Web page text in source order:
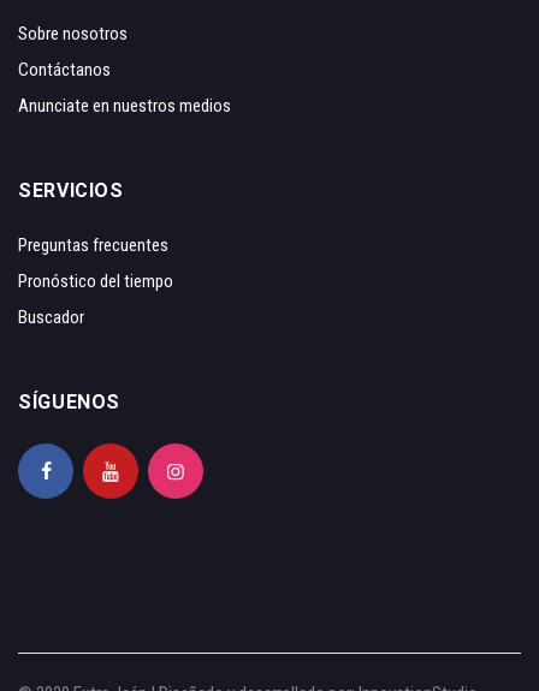
Sobre nosotros
Contáctanos
Anunciate en nuestros medios
SERVICIOS
Preguntas frecuentes
Pronóstico del tiempo
Buscador
SÍGUENOS